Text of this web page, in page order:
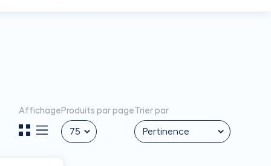
Affichage Produits par pageTrier par